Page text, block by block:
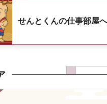
せんとくんの仕事部屋